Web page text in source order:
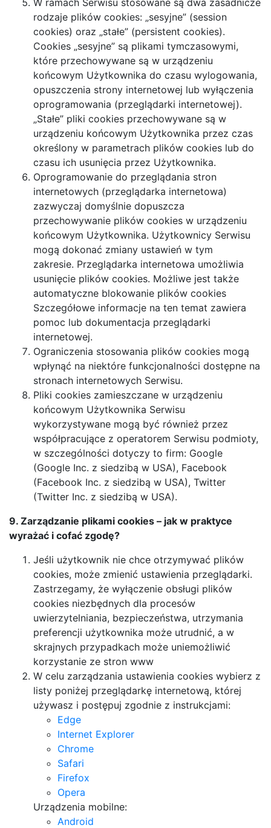
rodzaje plików cookies: „sesyjne” (session
cookies) oraz „stałe” (persistent cookies).
Cookies „sesyjne” są plikami tymczasowymi,
które przechowywane są w urządzeniu
końcowym Użytkownika do czasu wylogowania,
opuszczenia strony internetowej lub wyłączenia
oprogramowania (przeglądarki internetowej).
„Stałe” pliki cookies przechowywane są w
urządzeniu końcowym Użytkownika przez czas
określony w parametrach plików cookies lub do
czasu ich usunięcia przez Użytkownika.
Oprogramowanie do przeglądania stron
internetowych (przeglądarka internetowa)
zazwyczaj domyślnie dopuszcza
przechowywanie plików cookies w urządzeniu
końcowym Użytkownika. Użytkownicy Serwisu
mogą dokonać zmiany ustawień w tym
zakresie. Przeglądarka internetowa umożliwia
usunięcie plików cookies. Możliwe jest także
automatyczne blokowanie plików cookies
Szczegółowe informacje na ten temat zawiera
pomoc lub dokumentacja przeglądarki
internetowej.
Ograniczenia stosowania plików cookies mogą
wpłynąć na niektóre funkcjonalności dostępne na
stronach internetowych Serwisu.
Pliki cookies zamieszczane w urządzeniu
końcowym Użytkownika Serwisu
wykorzystywane mogą być również przez
współpracujące z operatorem Serwisu podmioty,
w szczególności dotyczy to firm: Google
(Google Inc. z siedzibą w USA), Facebook
(Facebook Inc. z siedzibą w USA), Twitter
(Twitter Inc. z siedzibą w USA).
9. Zarządzanie plikami cookies – jak w praktyce
wyrażać i cofać zgodę?
Jeśli użytkownik nie chce otrzymywać plików
cookies, może zmienić ustawienia przeglądarki.
Zastrzegamy, że wyłączenie obsługi plików
cookies niezbędnych dla procesów
uwierzytelniania, bezpieczeństwa, utrzymania
preferencji użytkownika może utrudnić, a w
skrajnych przypadkach może uniemożliwić
korzystanie ze stron www
W celu zarządzania ustawienia cookies wybierz z
listy poniżej przeglądarkę internetową, której
używasz i postępuj zgodnie z instrukcjami:
Edge
Internet Explorer
Chrome
Safari
Firefox
Opera
Urządzenia mobilne:
Android